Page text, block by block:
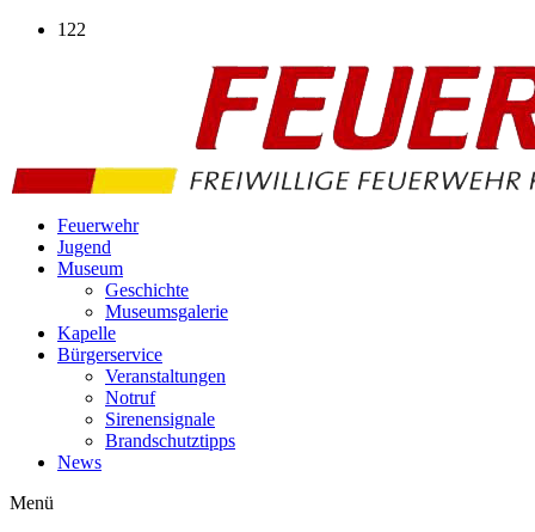
Zum
122
Feuerwehr
Jugend
Museum
Geschichte
Museumsgalerie
Kapelle
Bürgerservice
Veranstaltungen
Notruf
Sirenensignale
Brandschutztipps
News
Menü